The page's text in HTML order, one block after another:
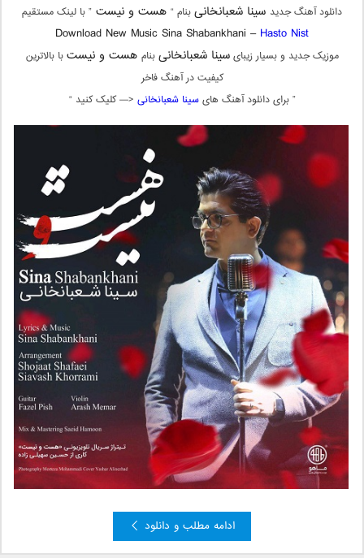
دانلود آهنگ جدید سینا شعبانخانیبنام “ هست و نیست ” با لینک مستقیم
Download New Music Sina Shabankhani – Hasto Nist
موزیک جدید و بسیار زیبایسینا شعبانخانیبنام هست و نیستبا بالاترین
کیفیت در آهنگ فاخر
” برای دانلود آهنگ هایسینا شعبانخانی <— کلیک کنید “
ادامه مطلب و دانلود